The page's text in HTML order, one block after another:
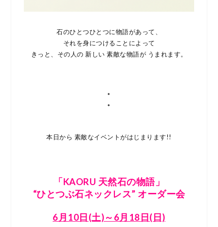
石のひとつひとつに物語があって、
それを身につけることによって
きっと、その人の 新しい 素敵な物語が うまれます。
*
*
本日から 素敵なイベントがはじまります!!
「KAORU 天然石の物語」
“ひとつぶ石ネックレス” オーダー会
6月10日(土)～6月18日(日)